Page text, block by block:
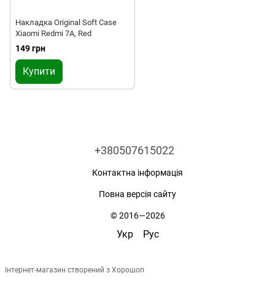
Накладка Original Soft Case
Xiaomi Redmi 7A, Red
149 грн
Купити
+380507615022
Контактна інформація
Повна версія сайту
© 2016—2026
Укр Рус
Інтернет-магазин створений з Хорошоп